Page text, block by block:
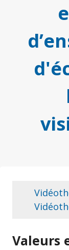
Valeurs